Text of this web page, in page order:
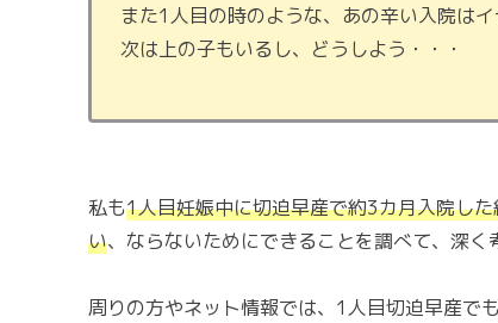
また1人目の時のような、あの辛い入院はイ
次は上の子もいるし、どうしよう・・・
私も1人目妊娠中に切迫早産で約3カ月入院した
い、ならないためにできることを調べて、深く
周りの方やネット情報では、1人目切迫早産で